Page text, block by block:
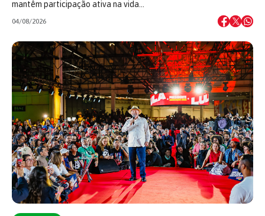
mantêm participação ativa na vida…
04/08/2026